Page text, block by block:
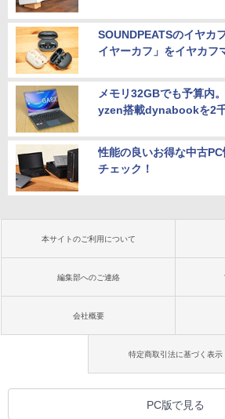
SOUNDPEATSのイヤカ
イヤーカフ」をイヤカフ
メモリ32GBでも予算内
yzen搭載dynabookを2
性能の良いお得な中古
チェック！
本サイトのご利用について
編集部へのご連絡
会社概要
特定商取引法に基づく表示
PC版で見る